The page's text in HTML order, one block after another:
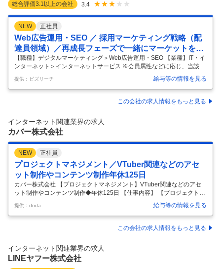
総合評価3.1 以上の会社 3.4
NEW 正社員
Web広告運用・SEO ／ 採用マーケティング戦略（配
達員領域）／再成長フェーズで一緒にマーケットを作
り上げていく仲間を募集
【職種】デジタルマーケティング＞Web広告運用・SEO 【業種】IT・イ
ンターネット＞インターネットサービス ※会員属性などに応じ、当該求
人をビズリーチ上で閲覧された際に内容が異なる場合があります 【出前
館の「これから」-日本のライフインフラを目指して】 「社会課題の解
決」「デリバリーの日常化」「No.1への挑戦」 出前館は今、転換期にあ
ります。LINEヤフー社とのグループシナジーや多彩なサービスとの連携
マーケットを作り上げていく予定です。財務基盤とプロダクト競争力の
強化により持続的な事業基盤を整えた第二創業期を経て、現在を「再成
…
提供：ビズリーチ 給与等の情報を見る
この会社の求人情報をもっと見る
インターネット関連業界の求人
カバー株式会社
NEW 正社員
プロジェクトマネジメント／VTuber関連などのアセ
ット制作やコンテンツ制作年休125日
カバー株式会社 【プロジェクトマネジメント】VTuber関連などのアセ
ット制作やコンテンツ制作◆年休125日 【仕事内容】 【プロジェクトマ
ネジメント】VTuber関連などのアセット制作やコンテンツ制作◆年休12
5日 【具体的な仕事内容】 ～東証グロース上場／年間休日125日／世界
規模の認知度を誇るVTuber事務所「ホロライブプロダクション」運営／
最新テクノロジー×エンタメコンテンツの注目スタートアップ／フレッ
プロダクション」のクリエイティブ制作を扱う本部の制作推進部にて、
アセット制作やコンテンツ制作のプロジェクトマネ
提供：doda 給与等の情報を見る
この会社の求人情報をもっと見る
インターネット関連業界の求人
LINEヤフー株式会社